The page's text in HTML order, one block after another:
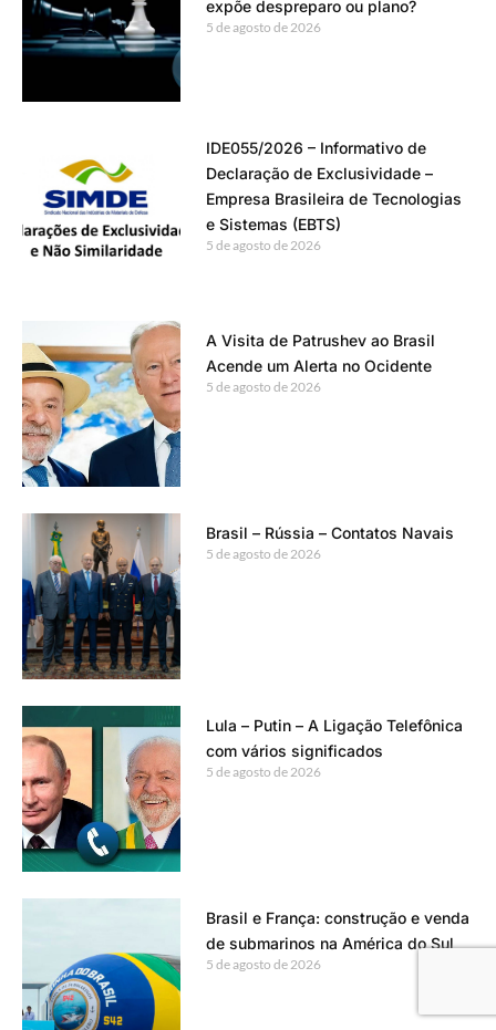
expõe despreparo ou plano?
5 de agosto de 2026
IDE055/2026 – Informativo de
Declaração de Exclusividade –
Empresa Brasileira de Tecnologias
e Sistemas (EBTS)
5 de agosto de 2026
A Visita de Patrushev ao Brasil
Acende um Alerta no Ocidente
5 de agosto de 2026
Brasil – Rússia – Contatos Navais
5 de agosto de 2026
Lula – Putin – A Ligação Telefônica
com vários significados
5 de agosto de 2026
Brasil e França: construção e venda
de submarinos na América do Sul
5 de agosto de 2026